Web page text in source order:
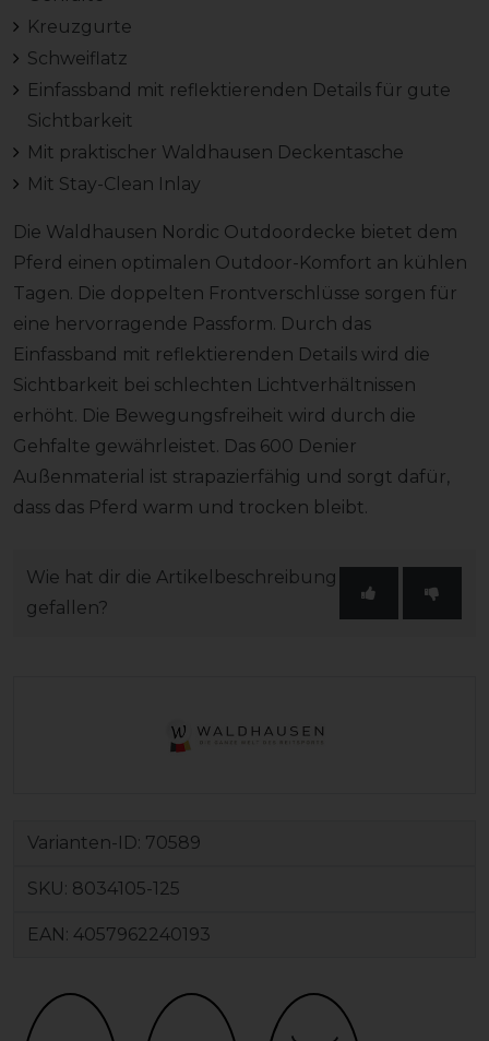
Kreuzgurte
Schweiflatz
Einfassband mit reflektierenden Details für gute
Sichtbarkeit
Mit praktischer Waldhausen Deckentasche
Mit Stay-Clean Inlay
Die Waldhausen Nordic Outdoordecke bietet dem
Pferd einen optimalen Outdoor-Komfort an kühlen
Tagen. Die doppelten Frontverschlüsse sorgen für
eine hervorragende Passform. Durch das
Einfassband mit reflektierenden Details wird die
Sichtbarkeit bei schlechten Lichtverhältnissen
erhöht. Die Bewegungsfreiheit wird durch die
Gehfalte gewährleistet. Das 600 Denier
Außenmaterial ist strapazierfähig und sorgt dafür,
dass das Pferd warm und trocken bleibt.
Wie hat dir die Artikelbeschreibung
gefallen?
Varianten-ID: 70589
SKU: 8034105-125
EAN: 4057962240193